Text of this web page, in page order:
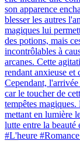
son apparence
blesser les autres
magiques lui
des potions, mais
incontrôlables à
arcanes. Cette
rendant anxieuse et
Cependant,
car le toucher de
tempêtes
mettant en lumière
lutte entre la beauté
#L'heure